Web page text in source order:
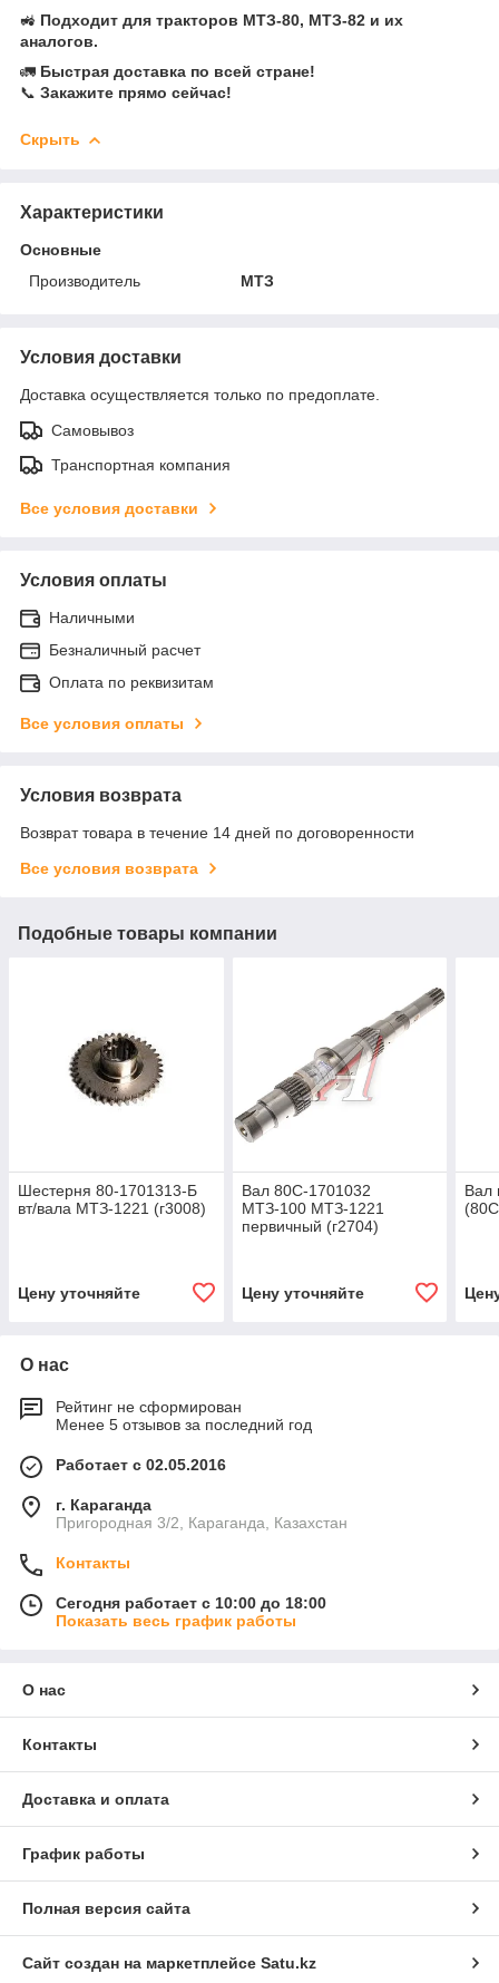
🚜 Подходит для тракторов МТЗ-80, МТЗ-82 и их
аналогов.
🚛 Быстрая доставка по всей стране!
📞 Закажите прямо сейчас!
Скрыть
Характеристики
Основные
Производитель
МТЗ
Условия доставки
Доставка осуществляется только по предоплате.
Самовывоз
Транспортная компания
Все условия доставки
Условия оплаты
Наличными
Безналичный расчет
Оплата по реквизитам
Все условия оплаты
Условия возврата
Возврат товара в течение 14 дней по договоренности
Все условия возврата
Подобные товары компании
Шестерня 80-1701313-Б
вт/вала МТЗ-1221 (г3008)
Цену уточняйте
Вал 80С-1701032
МТЗ-100 МТЗ-1221
первичный (г2704)
Цену уточняйте
Вал
О нас
Рейтинг не сформирован
Менее 5 отзывов за последний год
Работает с 02.05.2016
г. Караганда
Пригородная 3/2, Караганда, Казахстан
Контакты
Сегодня работает с 10:00 до 18:00
Показать весь график работы
О нас
Контакты
Доставка и оплата
График работы
Полная версия сайта
Сайт создан на маркетплейсе Satu.kz